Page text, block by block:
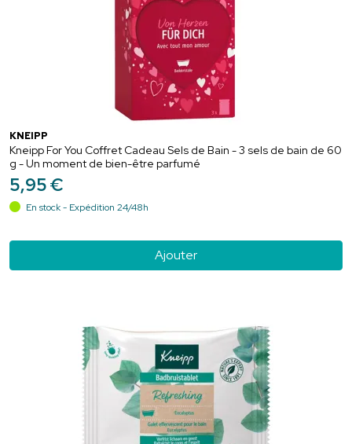
KNEIPP
Kneipp For You Coffret Cadeau Sels de Bain - 3 sels de bain de 60
g - Un moment de bien-être parfumé
5,95€
En stock - Expédition 24/48h
Ajouter